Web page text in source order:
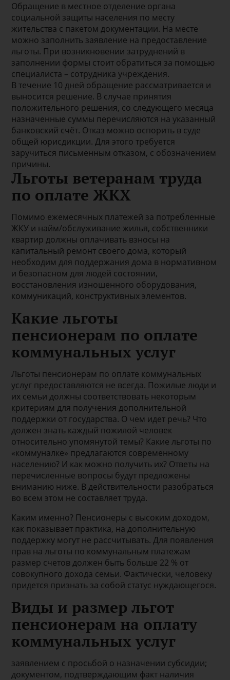
Обращение в местное отделение органа
социальной защиты населения по месту
жительства с пакетом документации. На месте
можно заполнить заявление на предоставление
льготы. При возникновении затруднений в
заполнении формы стоит обратиться за помощью
специалиста – сотрудника учреждения.
В течение 10 дней обращение рассматривается и
выносится решение. В случае принятия
положительного решения, со следующего месяца
назначенные суммы перечисляются на указанный
банковский счёт. Отказ можно оспорить в суде
общей юрисдикции. Для этого требуется
заручиться письменным отказом, с обозначением
причины.
Льготы ветеранам труда
по оплате ЖКХ
Помимо ежемесячных платежей за потребленные
ЖКУ и найм/обслуживание жилья, собственники
квартир должны оплачивать взносы на
капитальный ремонт своего дома, который
необходим для поддержания дома в нормативном
и безопасном для людей состоянии,
восстановления изношенного оборудования,
коммуникаций, конструктивных элементов.
Какие льготы
пенсионерам по оплате
коммунальных услуг
Льготы пенсионерам по оплате коммунальных
услуг предоставляются не всегда. Пожилые люди и
их семьи должны соответствовать некоторым
критериям для получения дополнительной
поддержки от государства. О чем идет речь? Что
должен знать каждый пожилой человек
относительно упомянутой темы? Какие льготы по
«коммуналке» предлагаются современному
населению? И как можно получить их? Ответы на
перечисленные вопросы будут предложены
вниманию ниже. В действительности разобраться
во всем этом не составляет труда.
Каким именно? Пенсионеры с высоким доходом,
как показывает практика, на дополнительную
поддержку могут не рассчитывать. Для появления
прав на льготы по коммунальным платежам
размер счетов должен быть больше 22 % от
совокупного дохода семьи. Фактически, человеку
придется признать за собой статус нуждающегося.
Виды и размер льгот
пенсионерам на оплату
коммунальных услуг
заявлением с просьбой о назначении субсидии;
документом, подтверждающим факт наличия